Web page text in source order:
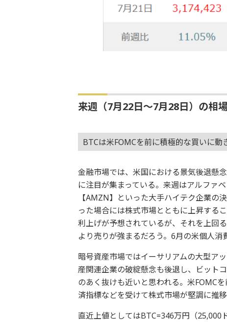
来週（7月22日～7月28日）の相
BTCは米FOMCを前に積極的な買いに
金融市場では、米国における景気後退懸
に注目が集まっている。来週はアルファ
【AMZN】といった大手ハイテク企業の
った場合には株式市場とともに上昇する
利上げが予想されているが、それを上回
より売りが強まるだろう。6月の米個人消
暗号資産市場ではイーサリアムの大型ア
産関連企業の破綻懸念も後退し、ビット
のあく抜けも近いと思われる。米FOMC
済指標などを受けて株式市場が堅調に推
直近上値としてはBTC=346万円（